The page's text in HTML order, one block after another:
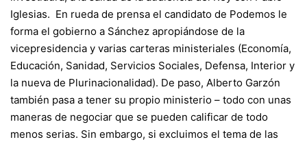
Iglesias. En rueda de prensa el candidato de Podemos le
forma el gobierno a Sánchez apropiándose de la
vicepresidencia y varias carteras ministeriales (Economía,
Educación, Sanidad, Servicios Sociales, Defensa, Interior y
la nueva de Plurinacionalidad). De paso, Alberto Garzón
también pasa a tener su propio ministerio – todo con unas
maneras de negociar que se pueden calificar de todo
menos serias. Sin embargo, si excluimos el tema de las